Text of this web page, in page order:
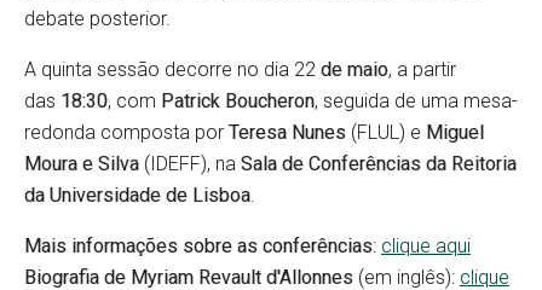
debate posterior.
A quinta sessão decorre no dia 22 de maio, a partir
das 18:30, com Patrick Boucheron, seguida de uma mesa-
redonda composta por Teresa Nunes (FLUL) e Miguel
Moura e Silva (IDEFF), na Sala de Conferências da Reitoria
da Universidade de Lisboa
Mais informações sobre as conferências: clique aqui
Biografia de Myriam Revault d'Allonnes (em inglês): clique